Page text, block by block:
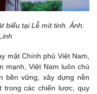
biểu tại Lễ mít tinh. Ảnh:
mặt Chính phủ Việt Nam,
mạnh, Việt Nam luôn chú
bền vững, xây dựng nền
trong các chiến lược, quy